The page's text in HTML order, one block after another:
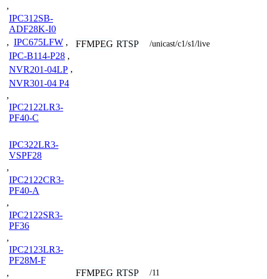
,
IPC312SB-
ADF28K-I0
, IPC675LFW ,
IPC-B114-P28 ,
NVR201-04LP ,
NVR301-04 P4
,
IPC2122LR3-
PF40-C
FFMPEG RTSP /unicast/c1/s1/live
IPC322LR3-
VSPF28
,
IPC2122CR3-
PF40-A
,
IPC2122SR3-
PF36
,
IPC2123LR3-
PF28M-F
,
FFMPEG RTSP /11